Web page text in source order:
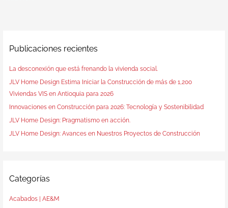
Publicaciones recientes
La desconexión que está frenando la vivienda social.
JLV Home Design Estima Iniciar la Construcción de más de 1,200
Viviendas VIS en Antioquia para 2026
Innovaciones en Construcción para 2026: Tecnología y Sostenibilidad
JLV Home Design: Pragmatismo en acción.
JLV Home Design: Avances en Nuestros Proyectos de Construcción
Categorías
Acabados | AE&M